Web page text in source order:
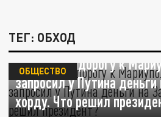
ТЕГ: ОБХОД
30 млрд на дорогу к
запросил у Путина
хорду. Что решил
ОБЩЕСТВО